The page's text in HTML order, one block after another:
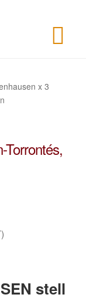
x 3
Torrontés,
stell